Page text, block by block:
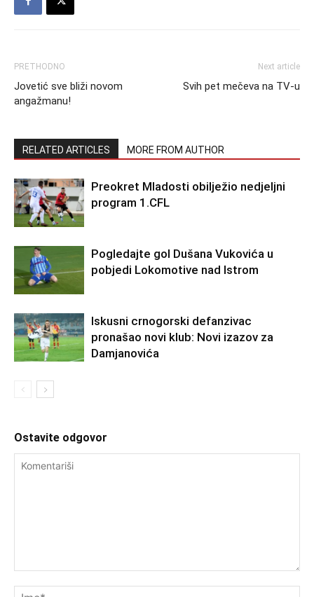
PRETHODNO
Jovetić sve bliži novom
angažmanu!
Next article
Svih pet mečeva na TV-u
RELATED ARTICLES MORE FROM AUTHOR
Preokret Mladosti obilježio nedjeljni
program 1.CFL
Pogledajte gol Dušana Vukovića u
pobjedi Lokomotive nad Istrom
Iskusni crnogorski defanzivac
pronašao novi klub: Novi izazov za
Damjanovića
Ostavite odgovor